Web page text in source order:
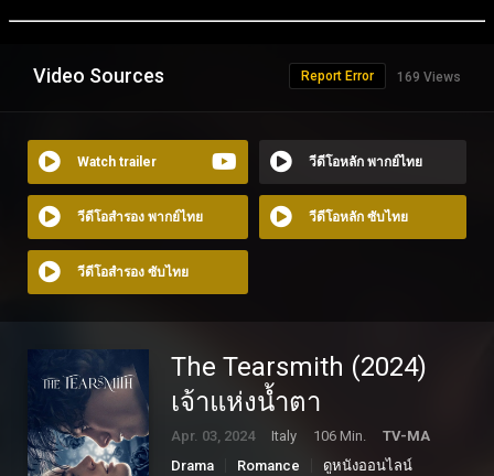
Video Sources 169 Views
Report Error
Watch trailer วีดีโอหลัก พากย์ไทย
วีดีโอสำรอง พากย์ไทย วีดีโอหลัก ซับไทย
วีดีโอสำรอง ซับไทย
The Tearsmith (2024)
เจ้าแห่งน้ำตา
Apr. 03, 2024 Italy 106 Min.
TV-MA
Drama
Romance ดูหนังออนไลน์